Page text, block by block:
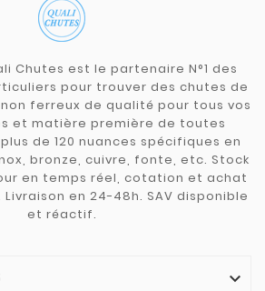
Chutes est le partenaire N°1 des
pour trouver des chutes de
ferreux de qualité pour tous vos
et matière première de toutes
de 120 nuances spécifiques en
bronze, cuivre, fonte, etc. Stock
en temps réel, cotation et achat
en 24-48h. SAV disponible
et réactif.
